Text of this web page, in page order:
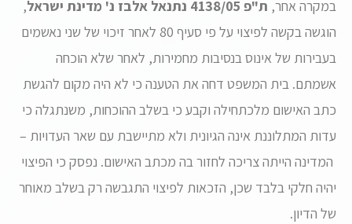
במקרה אחר, ת"פ 4138/05 נתנאל אלבז נ' מדינת ישראל
,
הוגשה בקשה לפיצוי על פי סעיף 80 לאחר זיכוי של שני נאשמים
בעבירות של אינוס בנסיבות מחמירות, לאחר שלא הוכחה
אשמתם. בית המשפט דחה את הטענה כי לא היה מקום להגשת
כתב האישום מלכתחילה וקבע כי בשלב ההוכחות, משנתגלה כי
עדות המתלוננת אינה הגיונית ולא מתיישבת עם שאר העדויות –
המדינה הייתה צריכה לחזור בה מכתב האישום. נפסק כי הפיצוי
יהיה חלקי בלבד שכן, הזכאות לפיצוי התגבשה רק בשלב מאוחר
של הדיון.